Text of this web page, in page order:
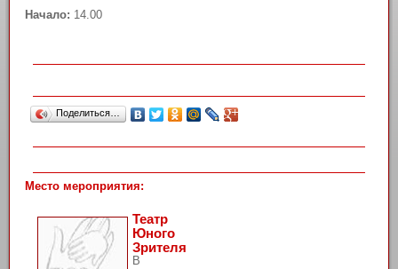
Начало: 14.00
Поделиться…
Место мероприятия:
Театр
Юного
Зрителя
В